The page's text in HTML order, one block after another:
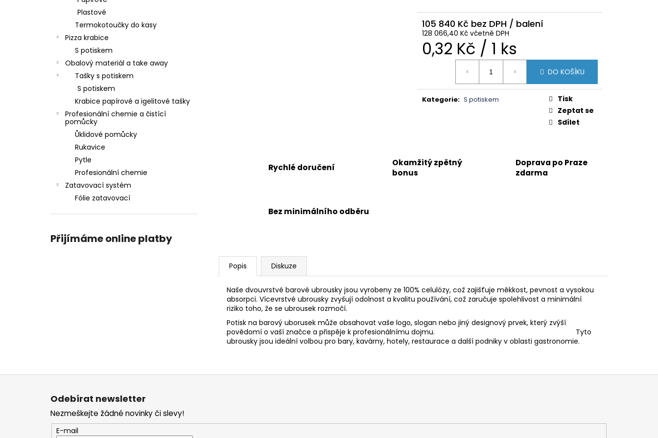
Plastové
Termokotoučky do kasy
Pizza krabice
S potiskem
Obalový materiál a take away
Tašky s potiskem
S potiskem
Krabice papírové a igelitové tašky
Profesionální chemie a čistící
pomůcky
Ůklidové pomůcky
Rukavice
Pytle
Profesionální chemie
Zatavovací systém
Fólie zatavovací
Přijímáme online platby
105 840 Kč
128 066,40 Kč včetně DPH
Měrná
0,32 Kč / 1 ks
DO KOŠÍKU
Kategorie: S potiskem
Tisk
Zeptat se
Sdílet
Rychlé doručení
Okamžitý zpětný
bonus
Doprava po Praze
zdarma
Bez minimálního odběru
Popis Diskuze
Naše dvouvrstvé barové ubrousky jsou vyrobeny ze 100% celulózy, což zajišťuje měkkost, pevnost a vysokou
absorpci. Vícevrstvé ubrousky zvyšují odolnost a kvalitu používání, což zaručuje spolehlivost a minimální
riziko toho, že se ubrousek rozmočí.
Potisk na barový uborusek může obsahovat vaše logo, slogan nebo jiný designový prvek, který zvýší
povědomí o vaší značce a přispěje k profesionálnímu dojmu. Tyto
ubrousky jsou ideální volbou pro bary, kavárny, hotely, restaurace a další podniky v oblasti gastronomie.
Z
Odebírat newsletter
Nezmeškejte žádné novinky či slevy!
E-mail